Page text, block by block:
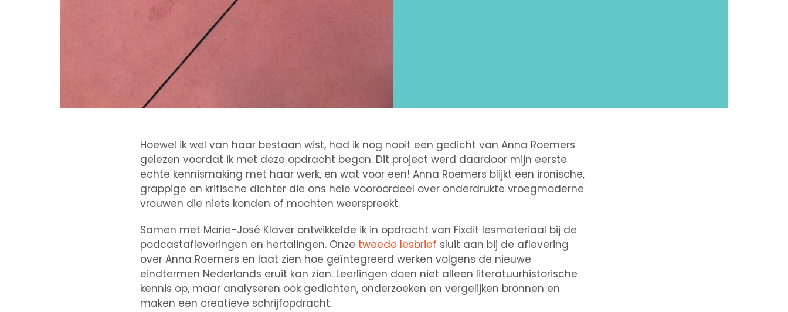
Hoewel ik wel van haar bestaan wist, had ik nog nooit een gedicht van Anna Roemers
gelezen voordat ik met deze opdracht begon. Dit project werd daardoor mijn eerste
echte kennismaking met haar werk, en wat voor een! Anna Roemers blijkt een ironische,
grappige en kritische dichter die ons hele vooroordeel over onderdrukte vroegmoderne
vrouwen die niets konden of mochten weerspreekt.
Samen met Marie-José Klaver ontwikkelde ik in opdracht van Fixdit lesmateriaal bij de
podcastafleveringen en hertalingen. Onze tweede lesbrief sluit aan bij de aflevering
over Anna Roemers en laat zien hoe geïntegreerd werken volgens de nieuwe
eindtermen Nederlands eruit kan zien. Leerlingen doen niet alleen literatuurhistorische
kennis op, maar analyseren ook gedichten, onderzoeken en vergelijken bronnen en
maken een creatieve schrijfopdracht.